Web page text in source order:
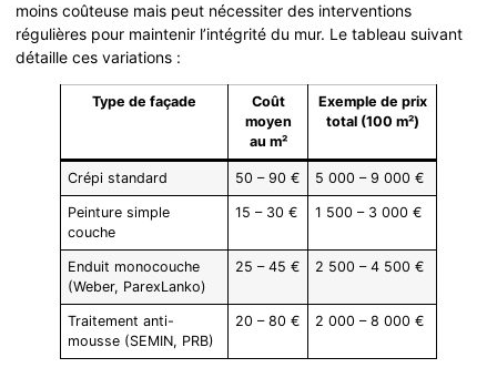
moins coûteuse mais peut nécessiter des interventions
régulières pour maintenir l’intégrité du mur. Le tableau suivant
détaille ces variations :
Type de façade
Coût
moyen
au m²
Exemple de prix
total (100 m²)
Crépi standard 50 – 90 € 5 000 – 9 000 €
Peinture simple
couche
15 – 30 € 1 500 – 3 000 €
Enduit monocouche
(Weber, ParexLanko)
25 – 45 € 2 500 – 4 500 €
Traitement anti-
mousse (SEMIN, PRB)
20 – 80 € 2 000 – 8 000 €